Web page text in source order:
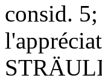
consid.